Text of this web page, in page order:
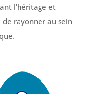
l’héritage et
de rayonner au sein